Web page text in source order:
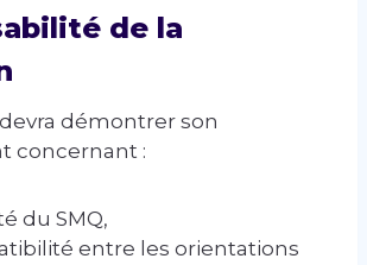
de la
démontrer son
concernant :
du SMQ,
entre les orientations